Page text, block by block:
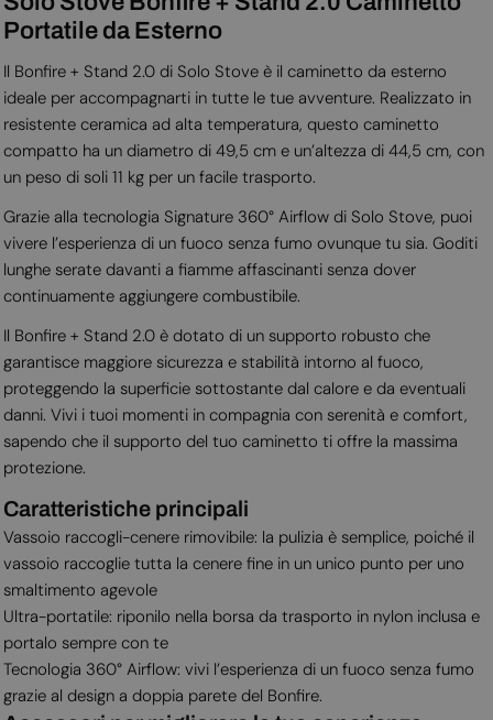
Portatile da Esterno
Il Bonfire + Stand 2.0 di Solo Stove è il caminetto da esterno
ideale per accompagnarti in tutte le tue avventure. Realizzato in
resistente ceramica ad alta temperatura, questo caminetto
compatto ha un diametro di 49,5 cm e un’altezza di 44,5 cm, con
un peso di soli 11 kg per un facile trasporto.
Grazie alla tecnologia Signature 360° Airflow di Solo Stove, puoi
vivere l’esperienza di un fuoco senza fumo ovunque tu sia. Goditi
lunghe serate davanti a fiamme affascinanti senza dover
continuamente aggiungere combustibile.
Il Bonfire + Stand 2.0 è dotato di un supporto robusto che
garantisce maggiore sicurezza e stabilità intorno al fuoco,
proteggendo la superficie sottostante dal calore e da eventuali
danni. Vivi i tuoi momenti in compagnia con serenità e comfort,
sapendo che il supporto del tuo caminetto ti offre la massima
protezione.
Caratteristiche principali
Vassoio raccogli-cenere rimovibile: la pulizia è semplice, poiché il
vassoio raccoglie tutta la cenere fine in un unico punto per uno
smaltimento agevole
Ultra-portatile: riponilo nella borsa da trasporto in nylon inclusa e
portalo sempre con te
Tecnologia 360° Airflow: vivi l’esperienza di un fuoco senza fumo
grazie al design a doppia parete del Bonfire.